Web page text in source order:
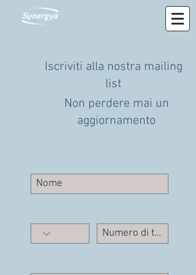
Iscriviti alla nostra mailing
list
Non perdere mai un
aggiornamento